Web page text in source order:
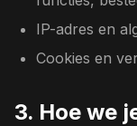
IP-adres en
Cookies en
3. Hoe we